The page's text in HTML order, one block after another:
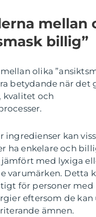
mellan
billig”
olika
betydande när det
kvalitet och
ingredienser kan
ha enkelare och
med lyxiga
varumärken. Detta
för personer med
eftersom de kan
ämnen.